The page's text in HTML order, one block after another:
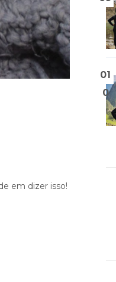
em dizer isso!